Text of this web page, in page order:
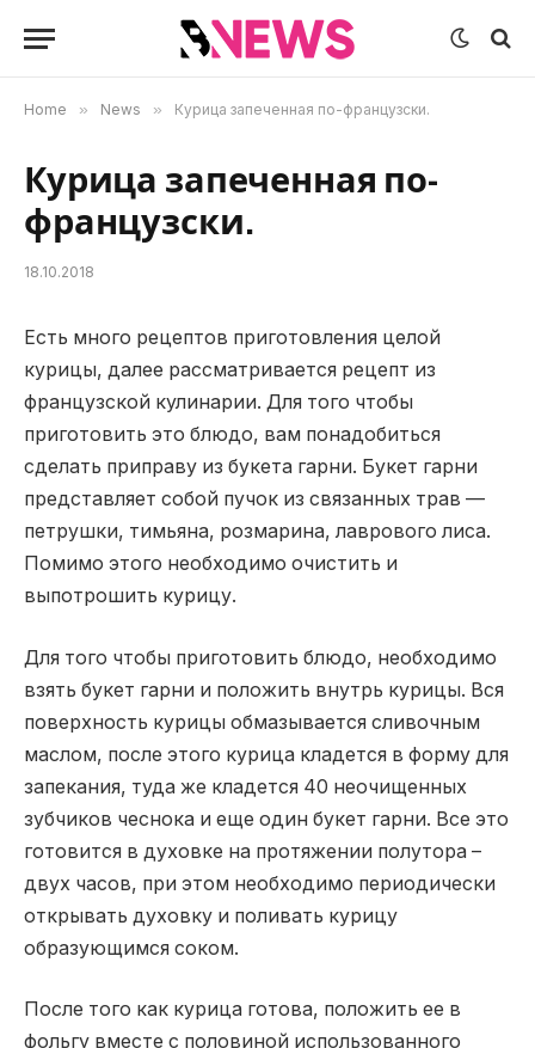
Home » News » Курица запеченная по-французски.
Курица запеченная по-
французски.
18.10.2018
Есть много рецептов приготовления целой
курицы, далее рассматривается рецепт из
французской кулинарии. Для того чтобы
приготовить это блюдо, вам понадобиться
сделать приправу из букета гарни. Букет гарни
представляет собой пучок из связанных трав —
петрушки, тимьяна, розмарина, лаврового лиса.
Помимо этого необходимо очистить и
выпотрошить курицу.
Для того чтобы приготовить блюдо, необходимо
взять букет гарни и положить внутрь курицы. Вся
поверхность курицы обмазывается сливочным
маслом, после этого курица кладется в форму для
запекания, туда же кладется 40 неочищенных
зубчиков чеснока и еще один букет гарни. Все это
готовится в духовке на протяжении полутора –
двух часов, при этом необходимо периодически
открывать духовку и поливать курицу
образующимся соком.
После того как курица готова, положить ее в
фольгу вместе с половиной использованного